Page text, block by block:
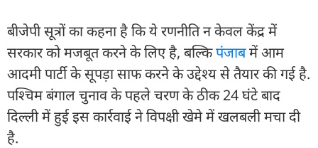
बीजेपी सूत्रों का कहना है कि ये रणनीति न केवल केंद्र में
सरकार को मजबूत करने के लिए है, बल्किपंजाबमें आम
आदमी पार्टी के सूपड़ा साफ करने के उद्देश्य से तैयार की गई है.
पश्चिम बंगाल चुनाव के पहले चरण के ठीक 24 घंटे बाद
दिल्ली में हुई इस कार्रवाई ने विपक्षी खेमे में खलबली मचा दी
है.